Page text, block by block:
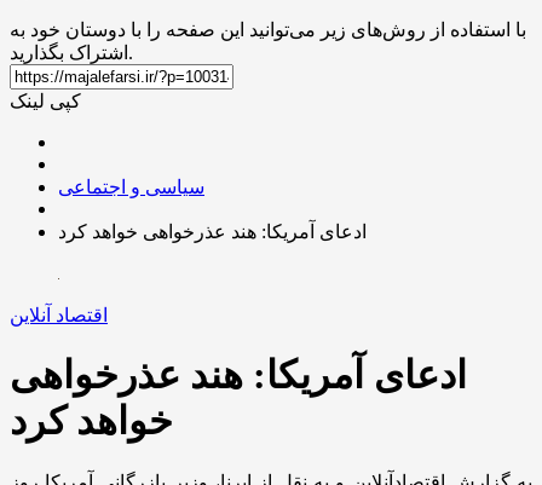
با استفاده از روش‌های زیر می‌توانید این صفحه را با دوستان خود به
اشتراک بگذارید.
کپی لینک
سیاسی و اجتماعی
ادعای آمریکا: هند عذرخواهی خواهد کرد
اقتصاد آنلاین
ادعای آمریکا: هند عذرخواهی
خواهد کرد